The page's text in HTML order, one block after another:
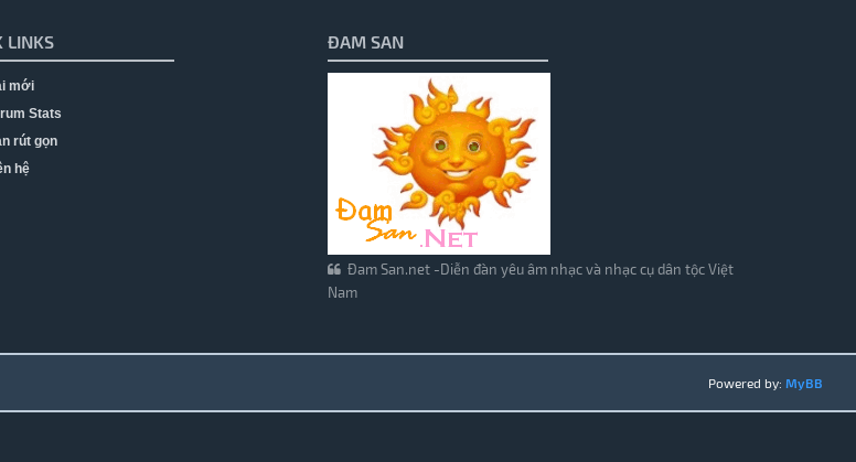
LINKS
mới
Stats
rút gọn
hệ
ĐAM SAN
Đam San.net -Diễn đàn yêu âm nhạc và nhạc cụ dân tộc Việt
Nam
Powered by: MyBB